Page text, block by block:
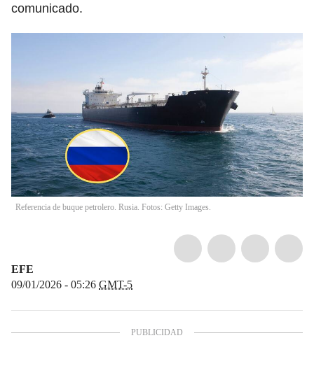
comunicado.
Referencia de buque petrolero. Rusia. Fotos: Getty Images.
EFE
09/01/2026 - 05:26 GMT-5